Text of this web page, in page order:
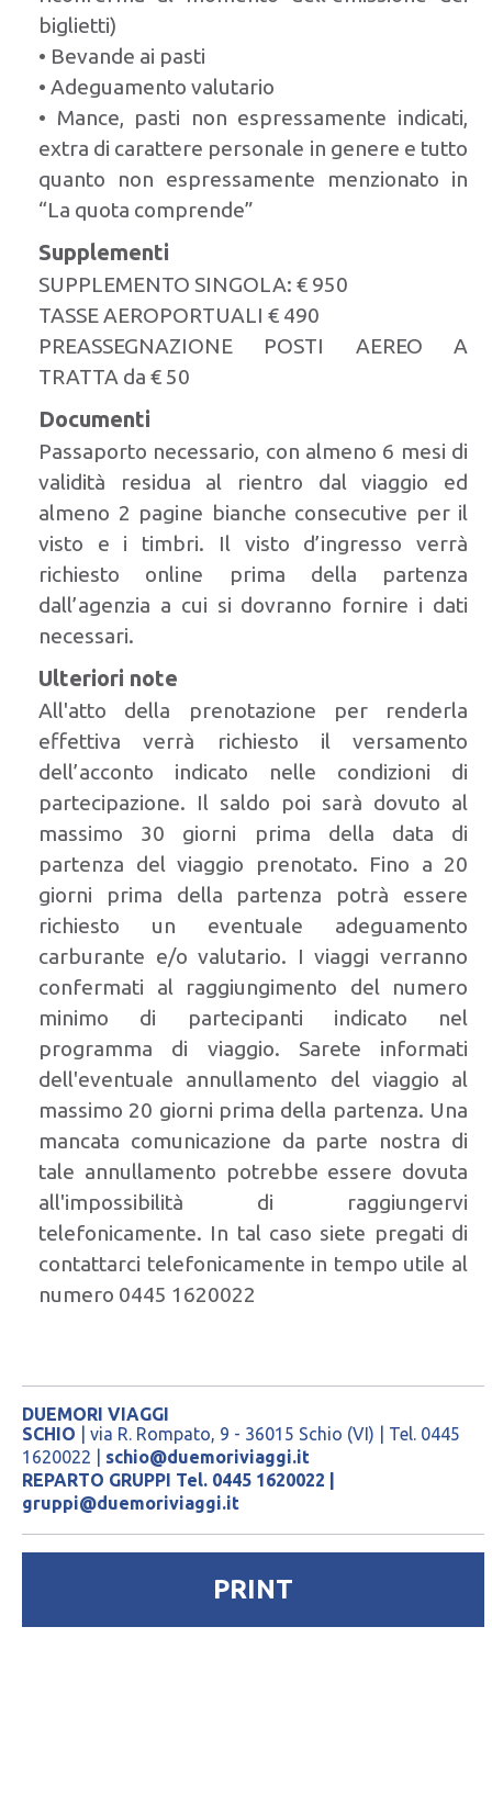
biglietti)
• Bevande ai pasti
• Adeguamento valutario
• Mance, pasti non espressamente indicati,
extra di carattere personale in genere e tutto
quanto non espressamente menzionato in
“La quota comprende”
Supplementi
SUPPLEMENTO SINGOLA: € 950
TASSE AEROPORTUALI € 490
PREASSEGNAZIONE POSTI AEREO A
TRATTA da € 50
Documenti
Passaporto necessario, con almeno 6 mesi di
validità residua al rientro dal viaggio ed
almeno 2 pagine bianche consecutive per il
visto e i timbri. Il visto d’ingresso verrà
richiesto online prima della partenza
dall’agenzia a cui si dovranno fornire i dati
necessari.
Ulteriori note
All'atto della prenotazione per renderla
effettiva verrà richiesto il versamento
dell’acconto indicato nelle condizioni di
partecipazione. Il saldo poi sarà dovuto al
massimo 30 giorni prima della data di
partenza del viaggio prenotato. Fino a 20
giorni prima della partenza potrà essere
richiesto un eventuale adeguamento
carburante e/o valutario. I viaggi verranno
confermati al raggiungimento del numero
minimo di partecipanti indicato nel
programma di viaggio. Sarete informati
dell'eventuale annullamento del viaggio al
massimo 20 giorni prima della partenza. Una
mancata comunicazione da parte nostra di
tale annullamento potrebbe essere dovuta
all'impossibilità di raggiungervi
telefonicamente. In tal caso siete pregati di
contattarci telefonicamente in tempo utile al
numero 0445 1620022
DUEMORI VIAGGI
SCHIO | via R. Rompato, 9 - 36015 Schio (VI) | Tel. 0445
1620022 | schio@duemoriviaggi.it
REPARTO GRUPPI Tel. 0445 1620022 |
gruppi@duemoriviaggi.it